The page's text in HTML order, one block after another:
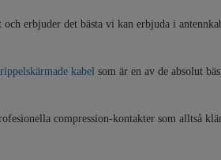
erbjuder det bästa vi kan erbjuda i
kabel som är en av de absolut
compression-kontakter som alltså